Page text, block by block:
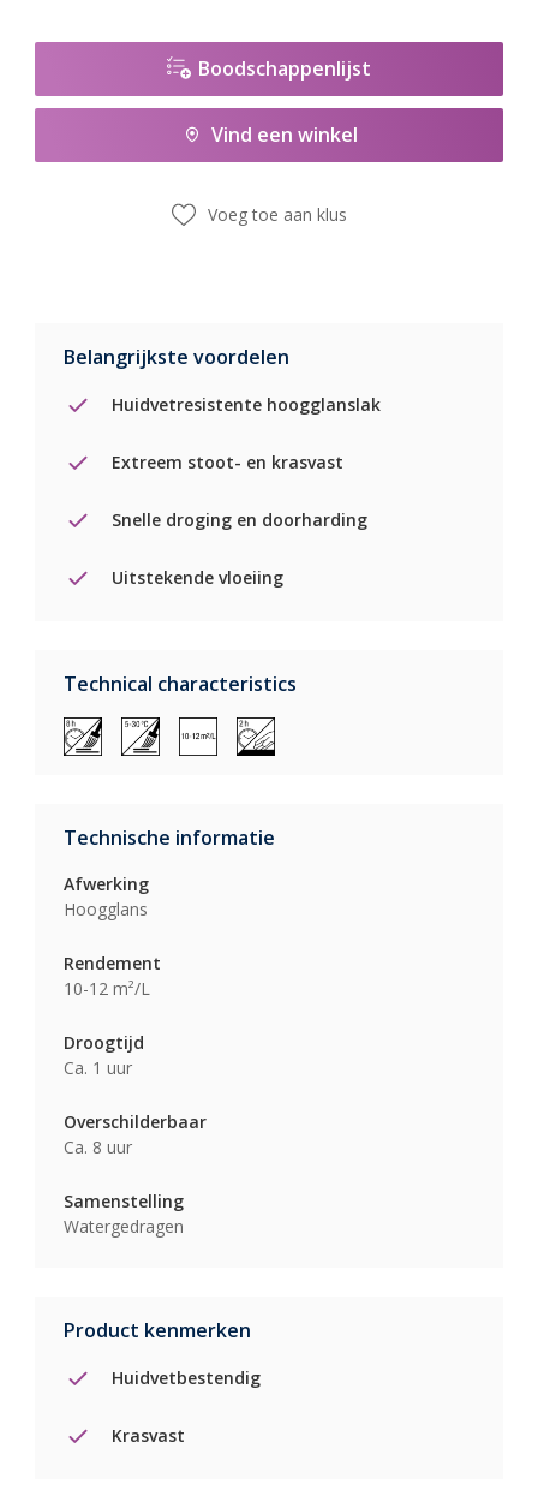
Boodschappenlijst
Vind een winkel
Voeg toe aan klus
Belangrijkste voordelen
Huidvetresistente hoogglanslak
Extreem stoot- en krasvast
Snelle droging en doorharding
Uitstekende vloeiing
Technical characteristics
Technische informatie
Afwerking
Hoogglans
Rendement
10-12 m²/L
Droogtijd
Ca. 1 uur
Overschilderbaar
Ca. 8 uur
Samenstelling
Watergedragen
Product kenmerken
Huidvetbestendig
Krasvast